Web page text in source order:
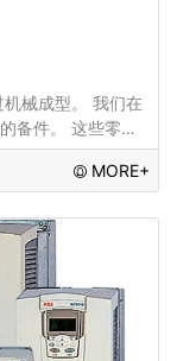
械成型。 我们在
备件。 这些零件
MORE+